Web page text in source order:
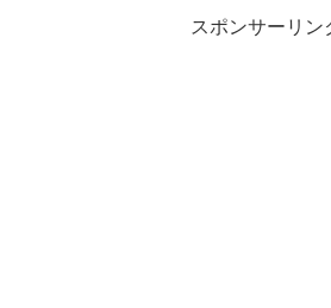
スポンサーリン